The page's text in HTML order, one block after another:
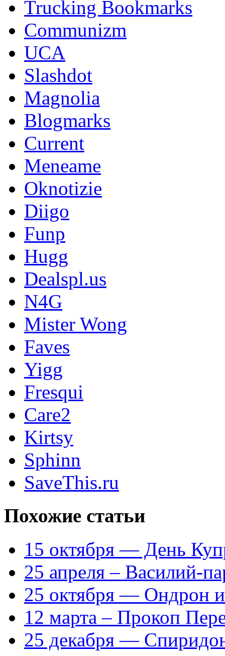
Trucking Bookmarks
Communizm
UCA
Slashdot
Magnolia
Blogmarks
Current
Meneame
Oknotizie
Diigo
Funp
Hugg
Dealspl.us
N4G
Mister Wong
Faves
Yigg
Fresqui
Care2
Kirtsy
Sphinn
SaveThis.ru
Похожие статьи
15 октября — День
25 апреля – Василий-
25 октября — Ондрон
12 марта – Прокоп
25 декабря —